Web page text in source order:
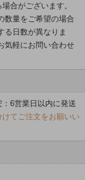
合がございます。
数量をご希望の場合
る日数が異なりま
気軽にお問い合わせ
6営業日以内に発送
てご注文をお願いい